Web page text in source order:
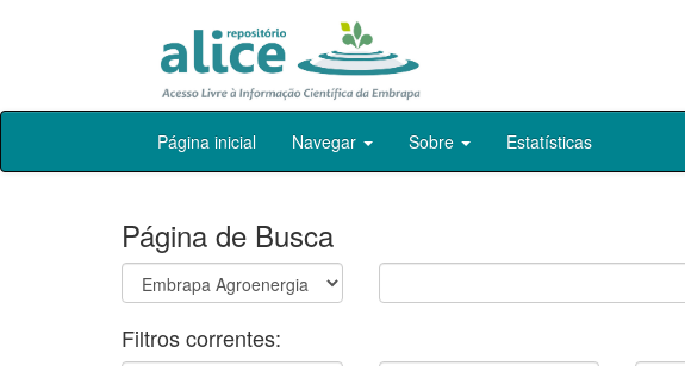
Skip
Página inicial Navegar Sobre Estatísticas
Página de Busca
Filtros correntes: